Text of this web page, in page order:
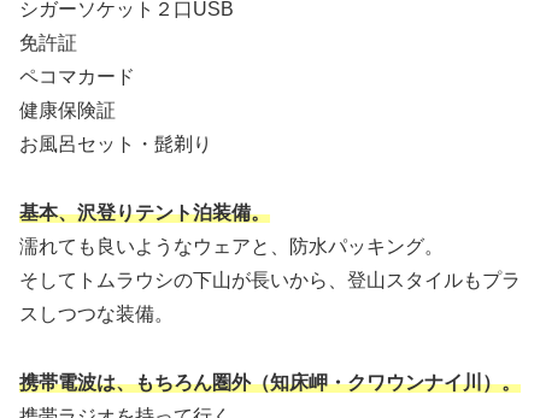
シガーソケット２口USB
免許証
ペコマカード
健康保険証
お風呂セット・髭剃り
基本、沢登りテント泊装備。
濡れても良いようなウェアと、防水パッキング。
そしてトムラウシの下山が長いから、登山スタイルもプラ
スしつつな装備。
携帯電波は、もちろん圏外（知床岬・クワウンナイ川）。